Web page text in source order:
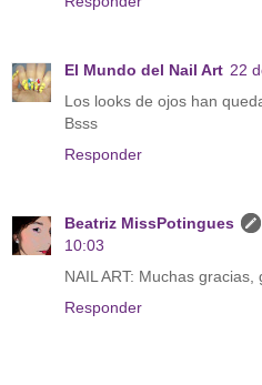
El Mundo del Nail Art 22
Los looks de ojos han
Bsss
Responder
Beatriz MissPotingues
10:03
NAIL ART: Muchas gracias,
Responder